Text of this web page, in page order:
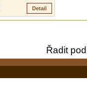
Detail
Řadit